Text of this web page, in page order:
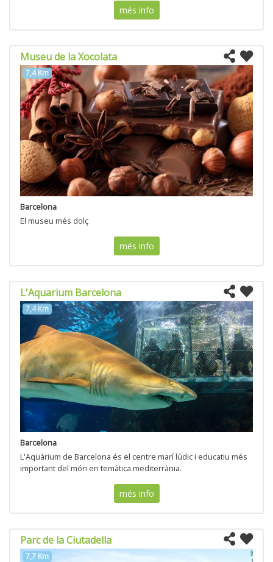
més info
Museu de la Xocolata
7,4 Km
Barcelona
El museu més dolç
més info
L'Aquarium Barcelona
7,4 Km
Barcelona
L'Aquàrium de Barcelona és el centre marí lúdic i educatiu més
important del món en temàtica mediterrània.
més info
Parc de la Ciutadella
7,7 Km